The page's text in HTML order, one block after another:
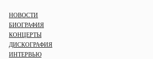
НОВОСТИ
БИОГРАФИЯ
КОНЦЕРТЫ
ДИСКОГРАФИЯ
ИНТЕРВЬЮ